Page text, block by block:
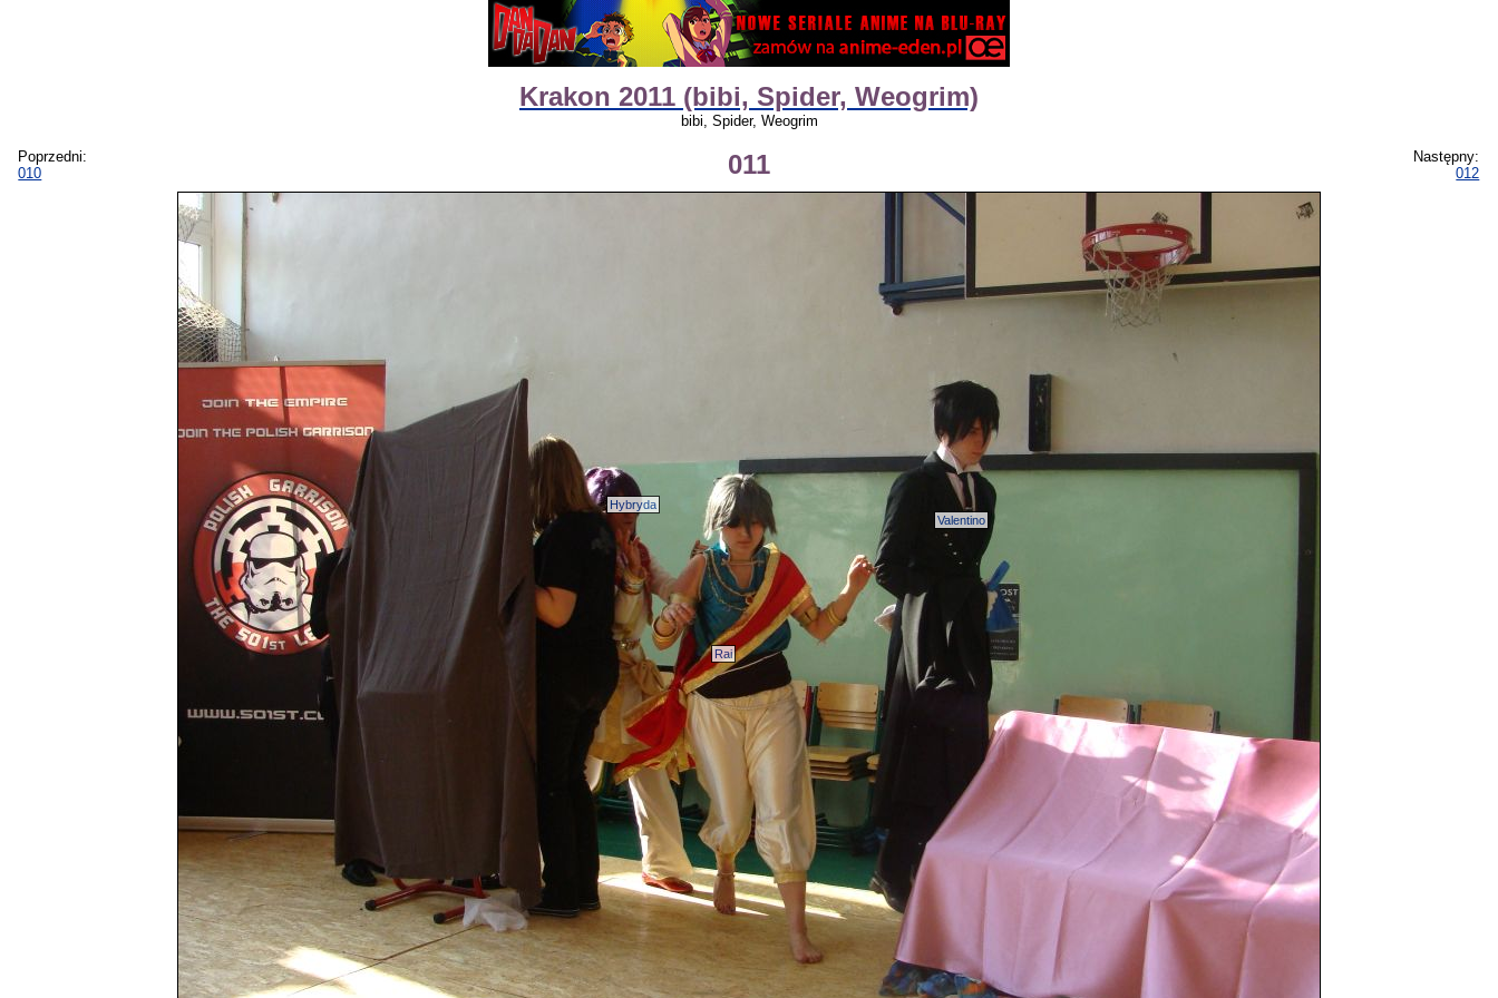
Krakon 2011 (bibi, Spider, Weogrim)
bibi, Spider, Weogrim
Poprzedni:
010
011
Następny:
012
Hybryda
Rai
Valentino